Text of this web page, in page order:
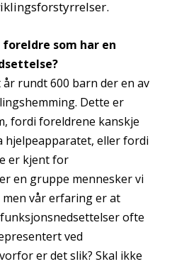
som har en
rundt 600 barn der en av
Dette er
fordi foreldrene kanskje
eller fordi
er kjent for
en gruppe mennesker vi
vår erfaring er at
ofte
ved
er det slik? Skal ikke